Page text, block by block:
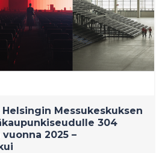
Messukeskuksen
304
2025 –